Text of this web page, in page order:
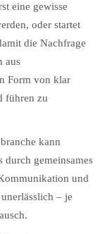
eine gewisse
oder startet
die Nachfrage
aus
Form von klar
führen zu
kann
durch gemeinsames
und
– je